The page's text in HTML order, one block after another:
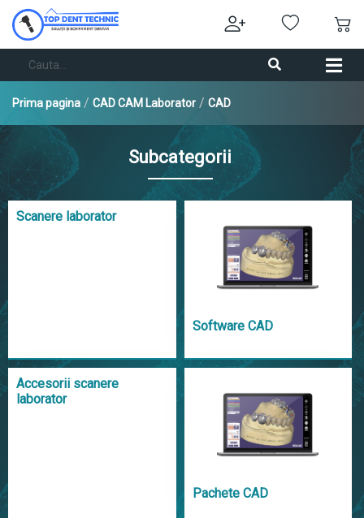
Prima pagina / CAD CAM Laborator / CAD
Subcategorii
Scanere laborator
Software CAD
Accesorii scanere
laborator
Pachete CAD